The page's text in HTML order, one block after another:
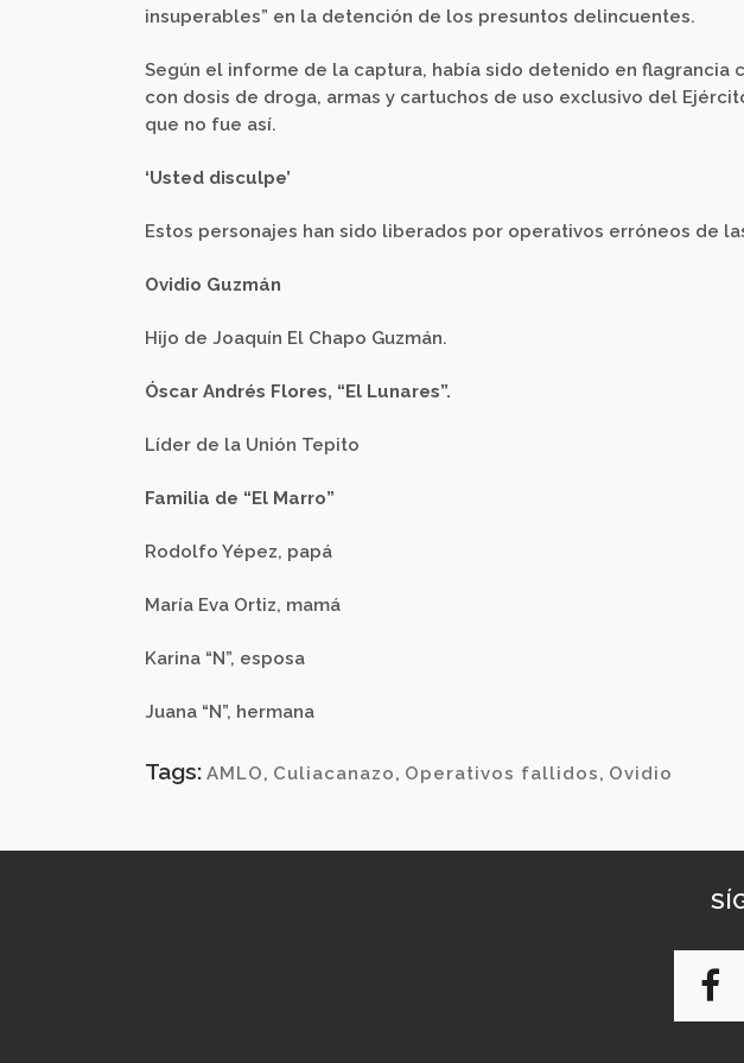
insuperables” en la detención de los presuntos delincuentes.
Según el informe de la captura, había sido detenido en flagrancia
con dosis de droga, armas y cartuchos de uso exclusivo del
que no fue así.
‘Usted disculpe’
Estos personajes han sido liberados por operativos erróneos de
Ovidio Guzmán
Hijo de Joaquín El Chapo Guzmán.
Óscar Andrés Flores, “El Lunares”.
Líder de la Unión Tepito
Familia de “El Marro”
Rodolfo Yépez, papá
María Eva Ortiz, mamá
Karina “N”, esposa
Juana “N”, hermana
Tags: AMLO, Culiacanazo, Operativos fallidos, Ovidio